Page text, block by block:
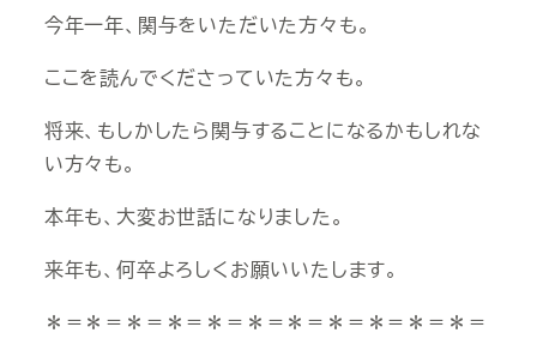
今年一年、関与をいただいた方々も。
ここを読んでくださっていた方々も。
将来、もしかしたら関与することになるかもしれな
い方々も。
本年も、大変お世話になりました。
来年も、何卒よろしくお願いいたします。
＊＝＊＝＊＝＊＝＊＝＊＝＊＝＊＝＊＝＊＝＊＝